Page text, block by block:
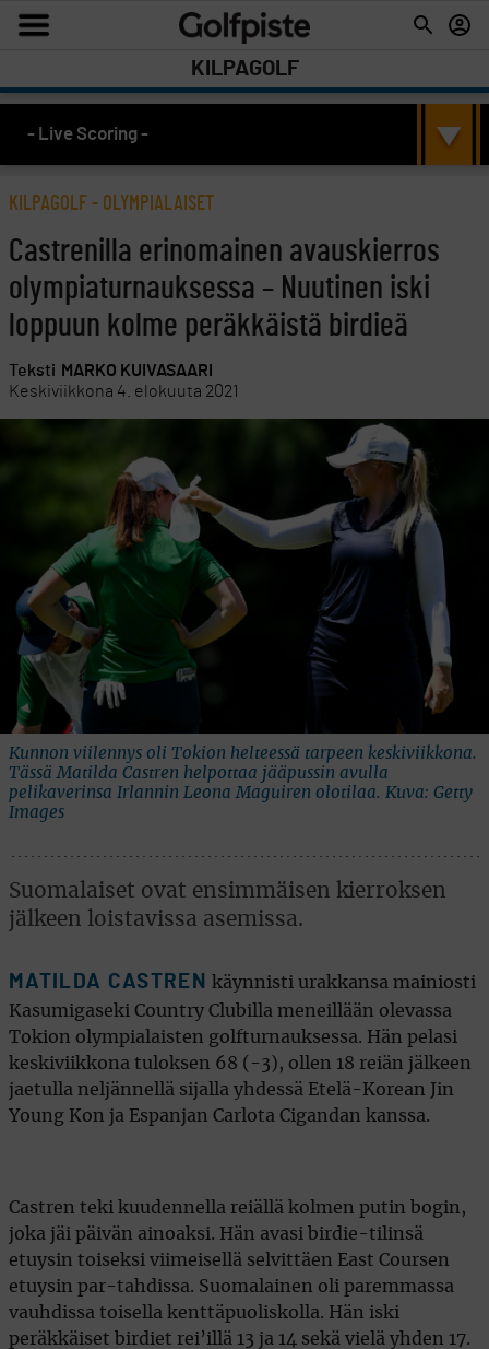
KILPAGOLF
- Live Scoring -
KILPAGOLF - OLYMPIALAISET
Castrenilla erinomainen avauskierros
olympiaturnauksessa – Nuutinen iski
loppuun kolme peräkkäistä birdieä
Teksti MARKO KUIVASAARI
Keskiviikkona 4. elokuuta 2021
Kunnon viilennys oli Tokion helteessä tarpeen keskiviikkona.
Tässä Matilda Castren helpottaa jääpussin avulla
pelikaverinsa Irlannin Leona Maguiren olotilaa. Kuva: Getty
Images
Suomalaiset ovat ensimmäisen kierroksen
jälkeen loistavissa asemissa.
MATILDA CASTREN
käynnisti urakkansa mainiosti
Kasumigaseki Country Clubilla meneillään olevassa
Tokion olympialaisten golfturnauksessa. Hän pelasi
keskiviikkona tuloksen 68 (-3), ollen 18 reiän jälkeen
jaetulla neljännellä sijalla yhdessä Etelä-Korean Jin
Young Kon ja Espanjan Carlota Cigandan kanssa.
Castren teki kuudennella reiällä kolmen putin bogin,
joka jäi päivän ainoaksi. Hän avasi birdie-tilinsä
etuysin toiseksi viimeisellä selvittäen East Coursen
etuysin par-tahdissa. Suomalainen oli paremmassa
vauhdissa toisella kenttäpuoliskolla. Hän iski
peräkkäiset birdiet rei’illä 13 ja 14 sekä vielä yhden 17.